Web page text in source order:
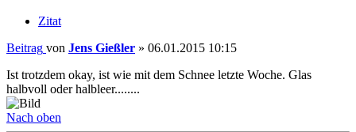
Zitat
Beitrag von Jens Gießler » 06.01.2015 10:15
Ist trotzdem okay, ist wie mit dem Schnee letzte Woche. Glas
halbvoll oder halbleer........
Nach oben